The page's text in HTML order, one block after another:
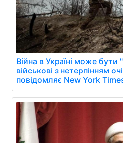
Війна в Україні може бути
військові з нетерпінням
повідомляє New York